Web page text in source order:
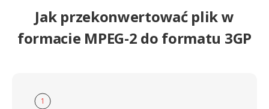
Jak przekonwertować plik w
formacie MPEG-2 do formatu 3GP
1